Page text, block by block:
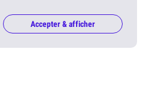
Accepter & afficher